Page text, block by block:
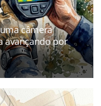
câmera
avançando por